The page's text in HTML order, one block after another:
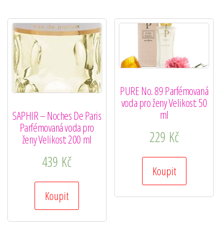
SAPHIR – Noches De Paris
Parfémovaná voda pro
ženy Velikost: 200 ml
439 Kč
Koupit
PURE No. 89 Parfémovaná
voda pro ženy Velikost: 50
ml
229 Kč
Koupit